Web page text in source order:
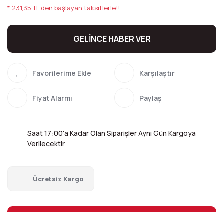
* 231,35 TL den başlayan taksitlerle!!
GELİNCE HABER VER
Karşılaştır
Fiyat Alarmı Paylaş
Saat 17:00'a Kadar Olan Siparişler Aynı Gün Kargoya
Verilecektir
Ücretsiz Kargo